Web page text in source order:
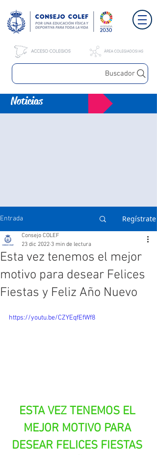
Buscador
Noticias
Entrada Regístrate
Esta vez tenemos el mejor
motivo para desear Felices
Fiestas y Feliz Año Nuevo
Consejo COLEF
23 dic 2022 3 min de lectura
https://youtu.be/CZYEqfEfWf8
ESTA VEZ TENEMOS EL
MEJOR MOTIVO PARA
DESEAR FELICES FIESTAS